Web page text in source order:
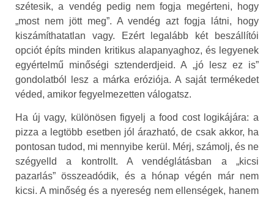
szétesik, a vendég pedig nem fogja megérteni, hogy
„most nem jött meg”. A vendég azt fogja látni, hogy
kiszámíthatatlan vagy. Ezért legalább két beszállítói
opciót építs minden kritikus alapanyaghoz, és legyenek
egyértelmű minőségi sztenderdjeid. A „jó lesz ez is”
gondolatból lesz a márka eróziója. A saját termékedet
véded, amikor fegyelmezetten válogatsz.
Ha új vagy, különösen figyelj a food cost logikájára: a
pizza a legtöbb esetben jól árazható, de csak akkor, ha
pontosan tudod, mi mennyibe kerül. Mérj, számolj, és ne
szégyelld a kontrollt. A vendéglátásban a „kicsi
pazarlás” összeadódik, és a hónap végén már nem
kicsi. A minőség és a nyereség nem ellenségek, hanem